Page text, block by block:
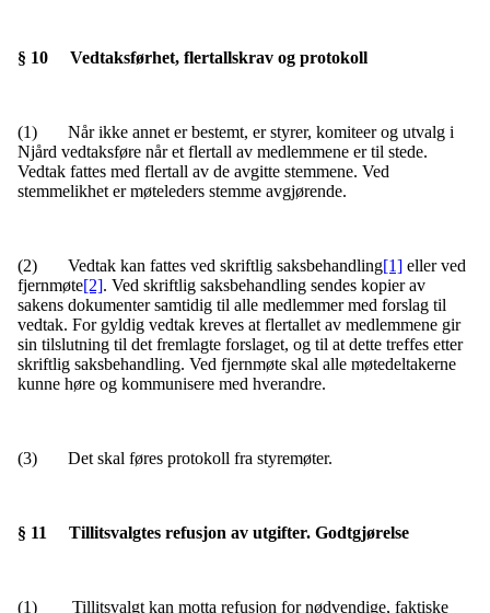
§ 10 Vedtaksførhet, flertallskrav og protokoll
(1) Når ikke annet er bestemt, er styrer, komiteer og utvalg i
Njård vedtaksføre når et flertall av medlemmene er til stede.
Vedtak fattes med flertall av de avgitte stemmene. Ved
stemmelikhet er møteleders stemme avgjørende.
(2) Vedtak kan fattes ved skriftlig saksbehandling[1] eller ved
fjernmøte[2]. Ved skriftlig saksbehandling sendes kopier av
sakens dokumenter samtidig til alle medlemmer med forslag til
vedtak. For gyldig vedtak kreves at flertallet av medlemmene gir
sin tilslutning til det fremlagte forslaget, og til at dette treffes etter
skriftlig saksbehandling. Ved fjernmøte skal alle møtedeltakerne
kunne høre og kommunisere med hverandre.
(3) Det skal føres protokoll fra styremøter.
§ 11 Tillitsvalgtes refusjon av utgifter. Godtgjørelse
(1) Tillitsvalgt kan motta refusjon for nødvendige, faktiske